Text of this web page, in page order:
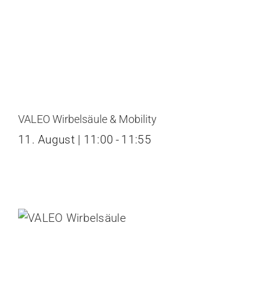
VALEO Wirbelsäule & Mobility
11. August | 11:00 - 11:55